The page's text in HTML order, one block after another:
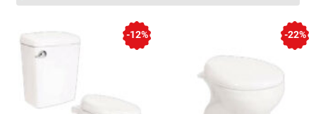
-12% -22%